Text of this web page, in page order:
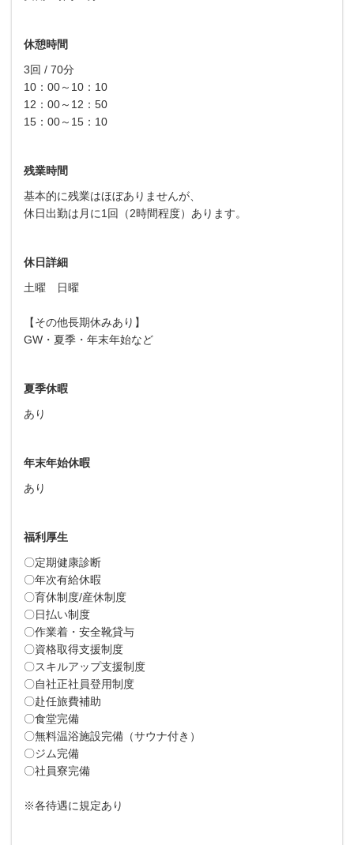
休憩時間
3回 / 70分
10：00～10：10
12：00～12：50
15：00～15：10
残業時間
基本的に残業はほぼありませんが、
休日出勤は月に1回（2時間程度）あります。
休日詳細
土曜 日曜
【その他長期休みあり】
GW・夏季・年末年始など
夏季休暇
あり
年末年始休暇
あり
福利厚生
〇定期健康診断
〇年次有給休暇
〇育休制度/産休制度
〇日払い制度
〇作業着・安全靴貸与
〇資格取得支援制度
〇スキルアップ支援制度
〇自社正社員登用制度
〇赴任旅費補助
〇食堂完備
〇無料温浴施設完備（サウナ付き）
〇ジム完備
〇社員寮完備
※各待遇に規定あり